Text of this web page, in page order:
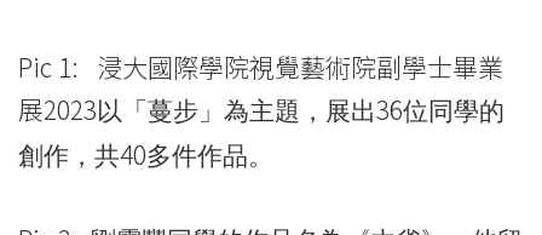
Pic 1: 浸大國際學院視覺藝術院副學士畢業
展2023以「蔓步」為主題，展出36位同學的
創作，共40多件作品。